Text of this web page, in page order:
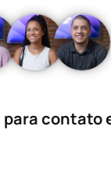
contato